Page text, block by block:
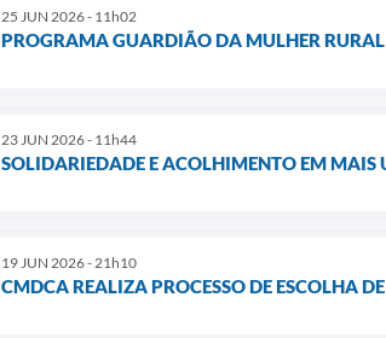
25 JUN 2026 - 11h02
PROGRAMA GUARDIÃO DA MULHER RURAL
23 JUN 2026 - 11h44
SOLIDARIEDADE E ACOLHIMENTO EM MAIS
19 JUN 2026 - 21h10
CMDCA REALIZA PROCESSO DE ESCOLHA